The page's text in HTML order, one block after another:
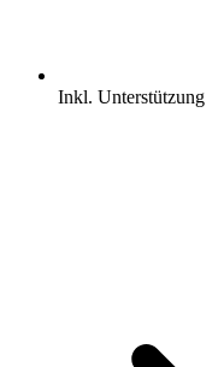
Inkl. Unterstützung